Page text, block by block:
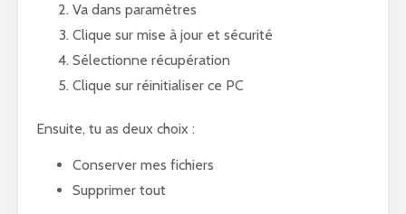
Va dans paramètres
Clique sur mise à jour et sécurité
Sélectionne récupération
Clique sur réinitialiser ce PC
Ensuite, tu as deux choix :
Conserver mes fichiers
Supprimer tout